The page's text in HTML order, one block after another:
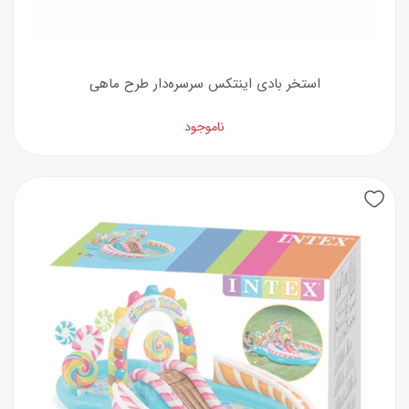
استخر بادی اینتکس سرسره‌دار طرح ماهی
ناموجود